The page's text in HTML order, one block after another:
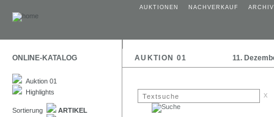
AUKTIONEN NACHVERKAUF ARCHIV
ONLINE-KATALOG AUKTION 01 11.
Auktion 01
Highlights
Sortierung
ARTIKEL
x